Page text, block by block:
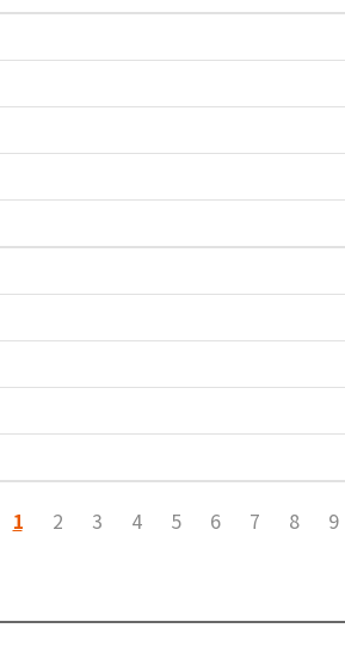
1 2 3 4 5 6 7 8 9